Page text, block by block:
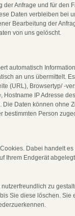
Anfrage und für den
Daten verbleiben bei
Bearbeitung der
von uns gelöscht.
automatisch
an uns übermittelt.
(URL), Browsertyp/ -
Hostname IP Adresse
Daten können ohne
bestimmten Person
Dabei handelt
Ihrem Endgerät
zu
Sie diese löschen. Sie